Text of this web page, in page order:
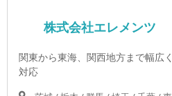
株式会社エレメンツ
関東から東海、関西地方まで幅広く
対応